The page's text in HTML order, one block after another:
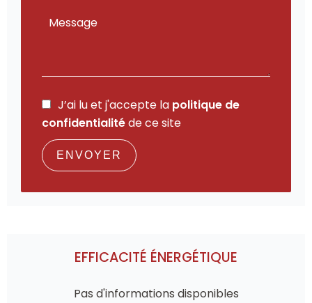
J’ai lu et j'accepte la politique de
confidentialitéde ce site
ENVOYER
EFFICACITÉ ÉNERGÉTIQUE
Pas d'informations disponibles